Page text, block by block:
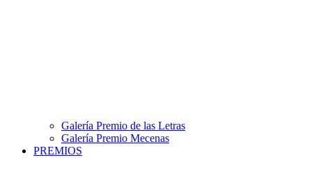
Galería Premio de las Letras
Galería Premio Mecenas
PREMIOS